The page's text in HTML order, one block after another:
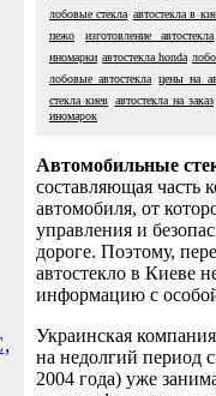
лобовые стекла автостекла в
пежо
изготовление автостекла
иномарки автостекла honda
лобовые автостекла цены на
стекла киев автостекла на заказ
иномарок
Автомобильные
составляющая часть
автомобиля, от
управления и
дороге. Поэтому,
автостекло в Киеве
информацию с
Украинская
на недолгий период
2004 года) уже